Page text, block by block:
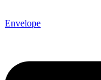
Envelope